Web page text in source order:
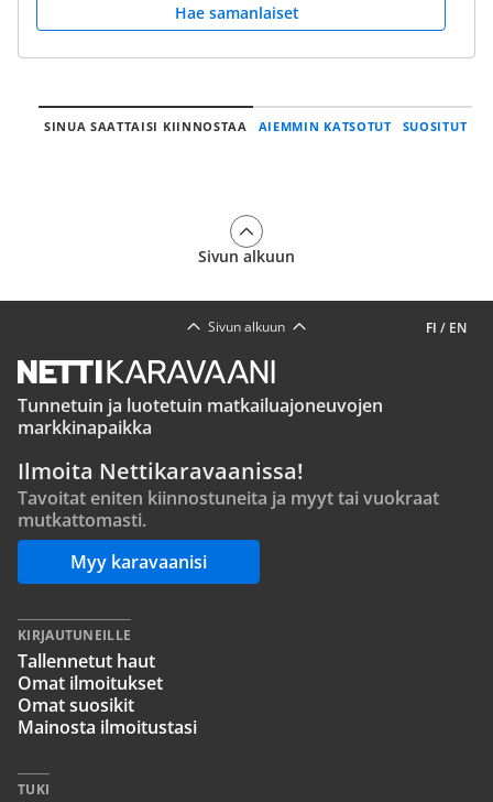
Hae samanlaiset
SINUA SAATTAISI KIINNOSTAA AIEMMIN KATSOTUT SUOSITUT
Sivun alkuun
FI / EN
Sivun alkuun
Tunnetuin ja luotetuin matkailuajoneuvojen
markkinapaikka
Ilmoita Nettikaravaanissa!
Tavoitat eniten kiinnostuneita ja myyt tai vuokraat
mutkattomasti.
Myy karavaanisi
KIRJAUTUNEILLE
Tallennetut haut
Omat ilmoitukset
Omat suosikit
Mainosta ilmoitustasi
TUKI